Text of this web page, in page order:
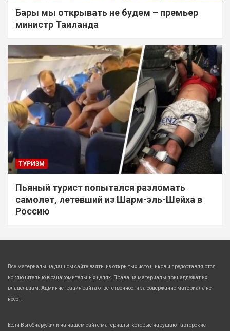
Бары мы открывать не будем – премьер
министр Таиланда
ТУРИЗМ
Пьяный турист попытался разломать
самолет, летевший из Шарм-эль-Шейха в
Россию
Все материалы на данном сайте взяты из открытых источников и предоставляются
исключительно в ознакомительных целях. Права на материалы принадлежат их
владельцам. Администрация сайта ответственности за содержание материала не
несет.
Если Вы обнаружили на нашем сайте материалы, которые нарушают авторские